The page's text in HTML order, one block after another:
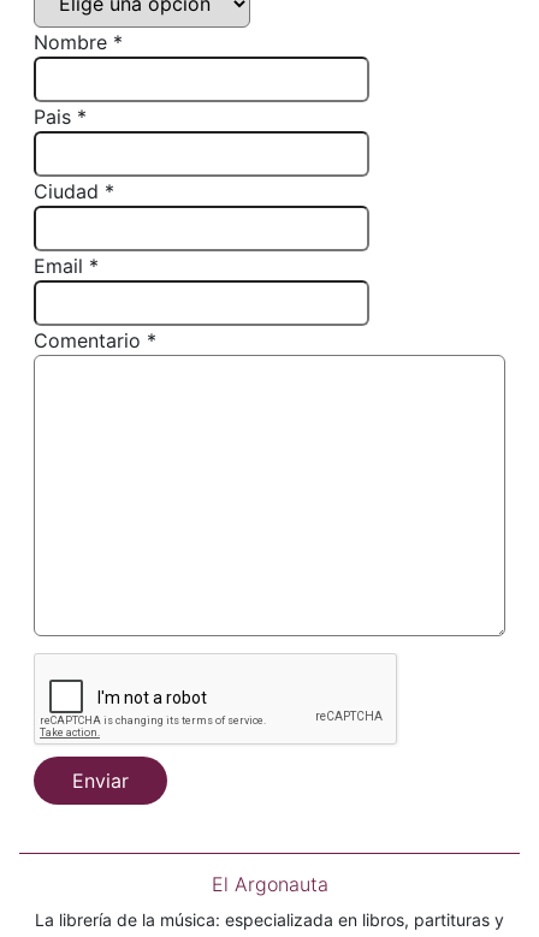
Nombre *
Pais *
Ciudad *
Email *
Comentario *
Enviar
El Argonauta
La librería de la música: especializada en libros, partituras y